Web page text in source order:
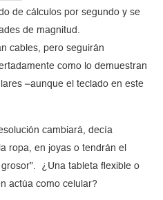
de cálculos por segundo y se
de magnitud.
cables, pero seguirán
como lo demuestran
–aunque el teclado en este
cambiará, decía
ropa, en joyas o tendrán el
¿Una tableta flexible o
actúa como celular?